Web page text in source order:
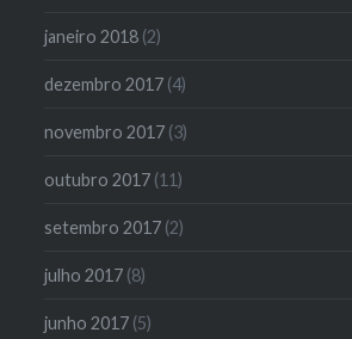
janeiro 2018 (2)
dezembro 2017 (4)
novembro 2017 (3)
outubro 2017 (11)
setembro 2017 (2)
julho 2017 (8)
junho 2017 (5)